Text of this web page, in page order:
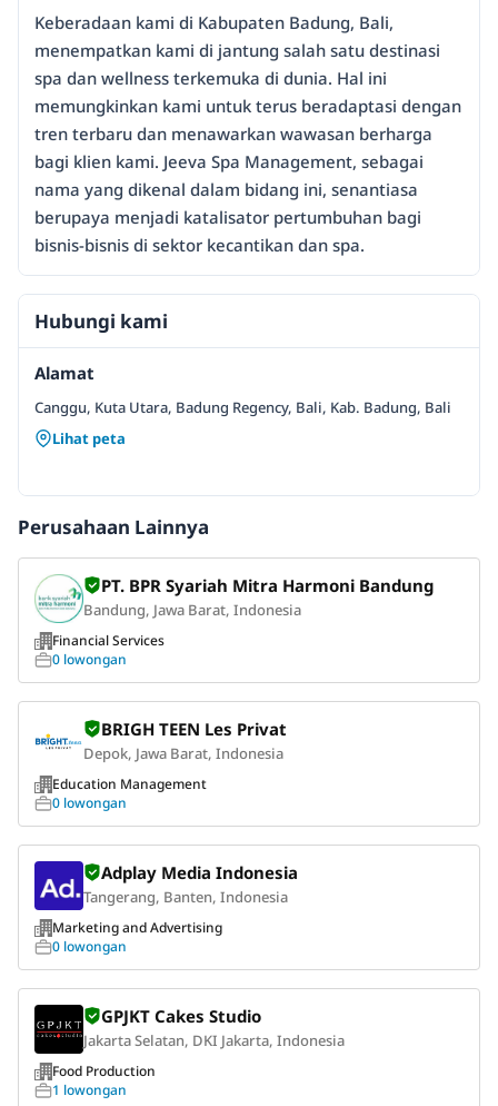
Keberadaan kami di Kabupaten Badung, Bali,
menempatkan kami di jantung salah satu destinasi
spa dan wellness terkemuka di dunia. Hal ini
memungkinkan kami untuk terus beradaptasi dengan
tren terbaru dan menawarkan wawasan berharga
bagi klien kami. Jeeva Spa Management, sebagai
nama yang dikenal dalam bidang ini, senantiasa
berupaya menjadi katalisator pertumbuhan bagi
bisnis-bisnis di sektor kecantikan dan spa.
Hubungi kami
Alamat
Canggu, Kuta Utara, Badung Regency, Bali, Kab. Badung, Bali
Lihat peta
Perusahaan Lainnya
PT. BPR Syariah Mitra Harmoni Bandung
Bandung, Jawa Barat, Indonesia
Financial Services
0 lowongan
BRIGH TEEN Les Privat
Depok, Jawa Barat, Indonesia
Education Management
0 lowongan
Adplay Media Indonesia
Tangerang, Banten, Indonesia
Marketing and Advertising
0 lowongan
GPJKT Cakes Studio
Jakarta Selatan, DKI Jakarta, Indonesia
Food Production
1 lowongan